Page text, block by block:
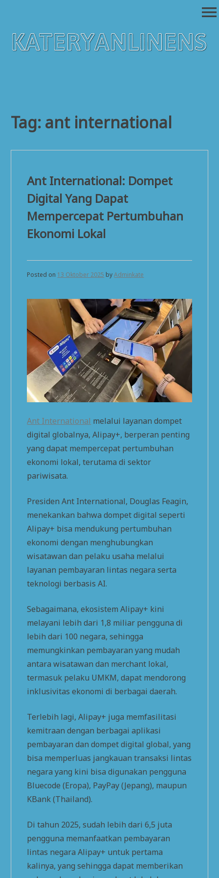
menu
Tag: ant international
Ant International: Dompet
Digital Yang Dapat
Mempercepat Pertumbuhan
Ekonomi Lokal
Posted on 13 Oktober 2025 byAdminkate
Ant International melalui layanan dompet
digital globalnya, Alipay+, berperan penting
yang dapat mempercepat pertumbuhan
ekonomi lokal, terutama di sektor
pariwisata.
Presiden Ant International, Douglas Feagin,
menekankan bahwa dompet digital seperti
Alipay+ bisa mendukung pertumbuhan
ekonomi dengan menghubungkan
wisatawan dan pelaku usaha melalui
layanan pembayaran lintas negara serta
teknologi berbasis AI.
Sebagaimana, ekosistem Alipay+ kini
melayani lebih dari 1,8 miliar pengguna di
lebih dari 100 negara, sehingga
memungkinkan pembayaran yang mudah
antara wisatawan dan merchant lokal,
termasuk pelaku UMKM, dapat mendorong
inklusivitas ekonomi di berbagai daerah.
Terlebih lagi, Alipay+ juga memfasilitasi
kemitraan dengan berbagai aplikasi
pembayaran dan dompet digital global, yang
bisa memperluas jangkauan transaksi lintas
negara yang kini bisa digunakan pengguna
Bluecode (Eropa), PayPay (Jepang), maupun
KBank (Thailand).
Di tahun 2025, sudah lebih dari 6,5 juta
pengguna memanfaatkan pembayaran
lintas negara Alipay+ untuk pertama
kalinya, yang sehingga dapat memberikan